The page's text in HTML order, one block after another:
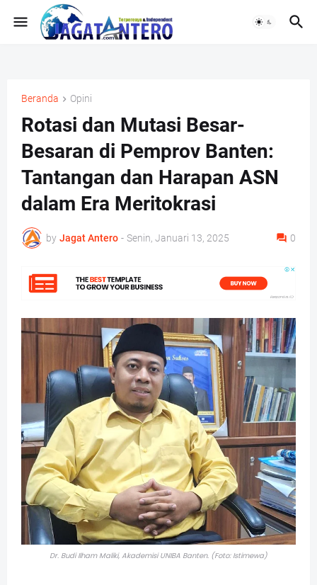
Beranda Opini
Rotasi dan Mutasi Besar-
Besaran di Pemprov Banten:
Tantangan dan Harapan ASN
dalam Era Meritokrasi
by Jagat Antero - Senin, Januari 13, 2025 0
Dr. Budi Ilham Maliki, Akademisi UNIBA Banten. (Foto: Istimewa)